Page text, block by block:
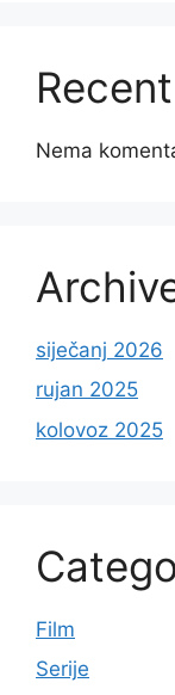
Nema
siječanj 2026
rujan 2025
kolovoz 2025
Film
Serije